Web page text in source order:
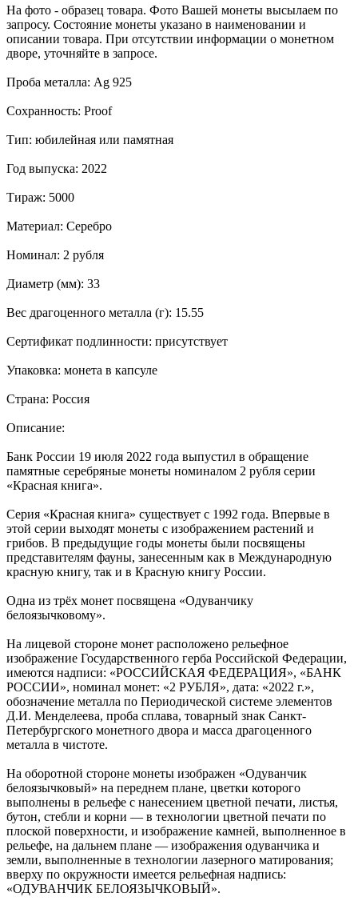
На фото - образец товара. Фото Вашей монеты высылаем по
запросу. Состояние монеты указано в наименовании и
описании товара. При отсутствии информации о монетном
дворе, уточняйте в запросе.
Проба металла: Ag 925
Сохранность: Proof
Тип: юбилейная или памятная
Год выпуска: 2022
Тираж: 5000
Материал: Серебро
Номинал: 2 рубля
Диаметр (мм): 33
Вес драгоценного металла (г): 15.55
Сертификат подлинности: присутствует
Упаковка: монета в капсуле
Страна: Россия
Описание:
Банк России 19 июля 2022 года выпустил в обращение
памятные серебряные монеты номиналом 2 рубля серии
«Красная книга».
Серия «Красная книга» существует с 1992 года. Впервые в
этой серии выходят монеты с изображением растений и
грибов. В предыдущие годы монеты были посвящены
представителям фауны, занесенным как в Международную
красную книгу, так и в Красную книгу России.
Одна из трёх монет посвящена «Одуванчику
белоязычковому».
На лицевой стороне монет расположено рельефное
изображение Государственного герба Российской Федерации,
имеются надписи: «РОССИЙСКАЯ ФЕДЕРАЦИЯ», «БАНК
РОССИИ», номинал монет: «2 РУБЛЯ», дата: «2022 г.»,
обозначение металла по Периодической системе элементов
Д.И. Менделеева, проба сплава, товарный знак Санкт-
Петербургского монетного двора и масса драгоценного
металла в чистоте.
На оборотной стороне монеты изображен «Одуванчик
белоязычковый» на переднем плане, цветки которого
выполнены в рельефе с нанесением цветной печати, листья,
бутон, стебли и корни — в технологии цветной печати по
плоской поверхности, и изображение камней, выполненное в
рельефе, на дальнем плане — изображения одуванчика и
земли, выполненные в технологии лазерного матирования;
вверху по окружности имеется рельефная надпись:
«ОДУВАНЧИК БЕЛОЯЗЫЧКОВЫЙ».